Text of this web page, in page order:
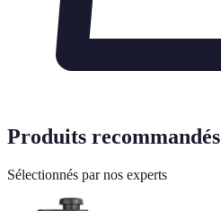
Produits recommandés
Sélectionnés par nos experts